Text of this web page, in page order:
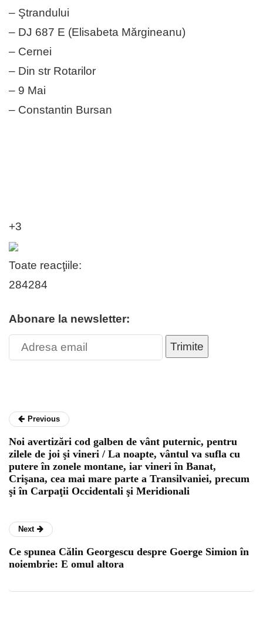
– Ştrandului
– DJ 687 E (Elisabeta Mărgineanu)
– Cernei
– Din str Rotarilor
– 9 Mai
– Constantin Bursan
+3
Toate reacţiile:
284284
Abonare la newsletter:
Trimite
Previous
Noi avertizări cod galben de vânt puternic, pentru
zilele de joi şi vineri / La noapte, vântul va sufla cu
putere în zonele montane, iar vineri în Banat,
Crişana, cea mai mare parte a Transilvaniei, precum
şi în Carpaţii Occidentali şi Meridionali
Next
Ce spunea Călin Georgescu despre Goerge Simion în
noiembrie: E omul altora